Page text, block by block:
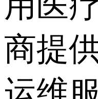
商提